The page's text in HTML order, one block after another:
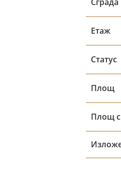
Етаж
Статус
Площ
Площ